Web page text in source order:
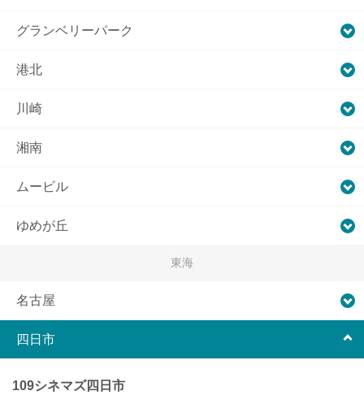
グランベリーパーク
港北
川崎
湘南
ムービル
ゆめが丘
東海
名古屋
四日市
109シネマズ四日市